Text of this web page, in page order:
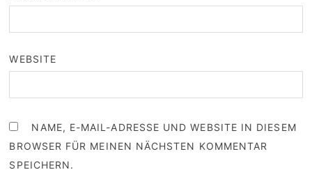
WEBSITE
NAME, E-MAIL-ADRESSE UND WEBSITE IN DIESEM
BROWSER FÜR MEINEN NÄCHSTEN KOMMENTAR
SPEICHERN.